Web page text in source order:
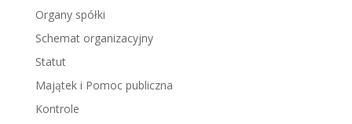
Organy spółki
Schemat organizacyjny
Statut
Majątek i Pomoc publiczna
Kontrole